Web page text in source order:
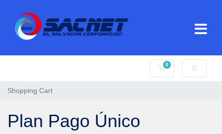
0
Shopping Cart
Shopping Cart
Plan Pago Único